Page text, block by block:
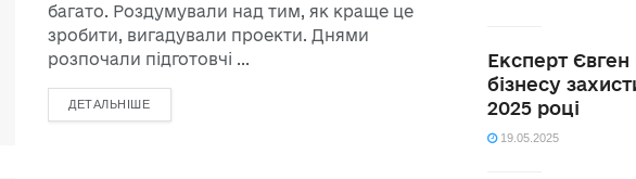
багато. Роздумували над тим, як краще це
зробити, вигадували проекти. Днями
розпочали підготовчі ...
ДЕТАЛЬНІШЕ
Експерт
бізнесу
2025 році
19.05.2025